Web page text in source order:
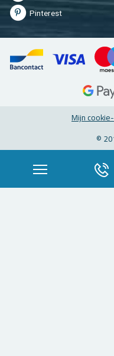
Pin­te­rest
Mijn
©